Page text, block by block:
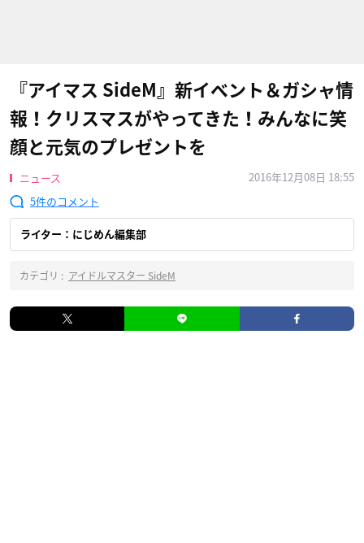
『アイマス SideM』新イベント＆ガシャ情
報！クリスマスがやってきた！みんなに笑
顔と元気のプレゼントを
ニュース
2016年12月08日 18:55
5
ライター：にじめん編集部
カテゴリ : アイドルマスター SideM